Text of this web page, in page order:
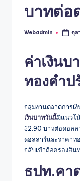
บาทต่อ
Posted
Webadmin ตุล
ค่าเงินบ
ทองคำ
กลุ่มงานตลาดการเ
เงินบาทวันนี้มีแนวโ
32.90 บาทต่อดอลล
ดอลลาร์และราคาท
กลับเข้าถือครองสิน
ธปท.คา